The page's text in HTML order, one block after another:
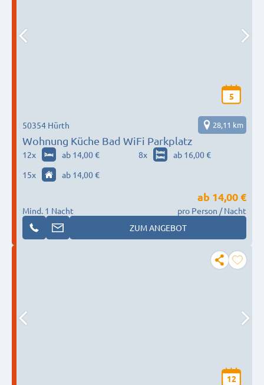
5
Wohnung Küche Bad WiFi Parkplatz
50354 Hürth 28,11 km
12x ab 14,00 € 8x
ab 16,00 €
15x ab 14,00 €
Mind. 1 Nacht
ab 14,00 €
pro Person / Nacht
ZUM ANGEBOT
12